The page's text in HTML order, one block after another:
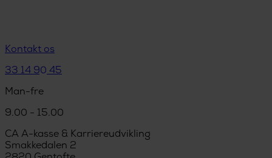
Kontakt os
33 14 90 45
Man-fre
9.00 - 15.00
CA A-kasse & Karriereudvikling
Smakkedalen 2